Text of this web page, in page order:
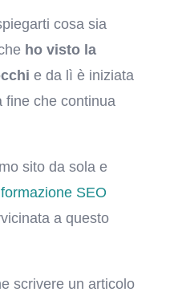
cosa sia
ho visto la
e da lì è iniziata
fine che continua
sito da sola e
SEO
a questo
scrivere un articolo